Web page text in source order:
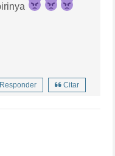
Responder Citar